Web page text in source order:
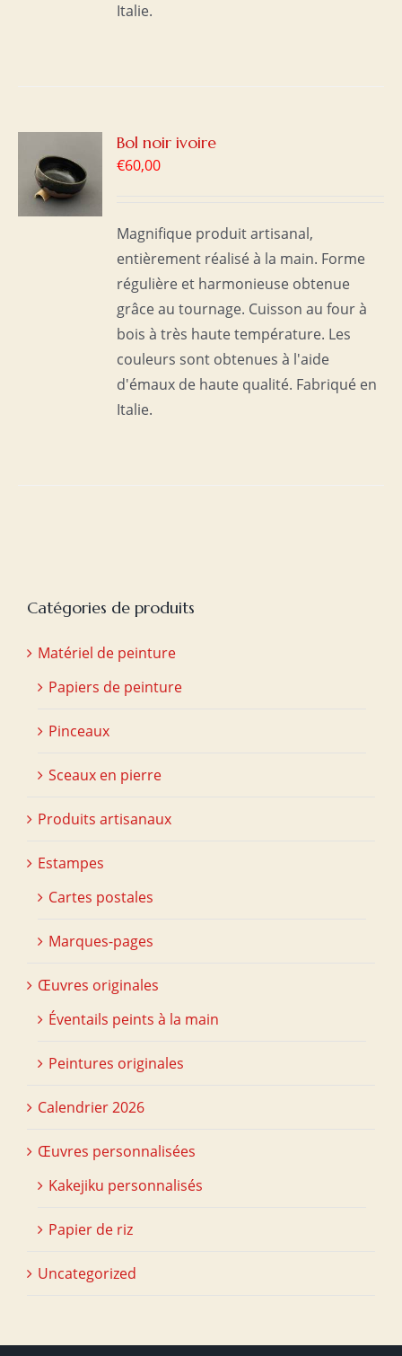
Italie.
Bol noir ivoire
€60,00
Magnifique produit artisanal,
entièrement réalisé à la main. Forme
régulière et harmonieuse obtenue
grâce au tournage. Cuisson au four à
bois à très haute température. Les
couleurs sont obtenues à l'aide
d'émaux de haute qualité. Fabriqué en
Italie.
Catégories de produits
Matériel de peinture
Papiers de peinture
Pinceaux
Sceaux en pierre
Produits artisanaux
Estampes
Cartes postales
Marques-pages
Œuvres originales
Éventails peints à la main
Peintures originales
Calendrier 2026
Œuvres personnalisées
Kakejiku personnalisés
Papier de riz
Uncategorized